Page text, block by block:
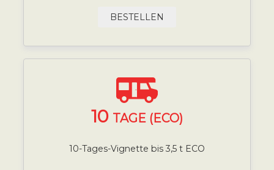
BESTELLEN
10 TAGE (ECO)
10-Tages-Vignette bis 3,5 t ECO